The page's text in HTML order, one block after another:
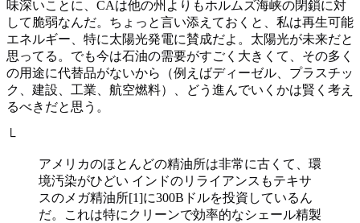
味深いことに、CAは他の州よりもホルムズ海峡の閉鎖に対
して脆弱なんだ。ちょっと言い添えておくと、私は再生可能
エネルギー、特に太陽光発電に賛成だよ。太陽光が未来だと
思ってる。でも今は石油の需要がすごく大きくて、その多く
の用途に代替品がないから（例えばディーゼル、プラスチッ
ク、建設、工業、航空燃料）、どう進んでいくかは賢く考え
るべきだと思う。
└
アメリカのほとんどの精油所は非常に古くて、環
境汚染がひどい インドのリライアンスもテキサ
スのメガ精油所[1]に300Bドルを投資しているん
だ。これは特にクリーンで効率的なシェール精製